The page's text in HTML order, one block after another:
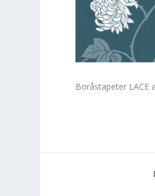
Boråstapeter LACE